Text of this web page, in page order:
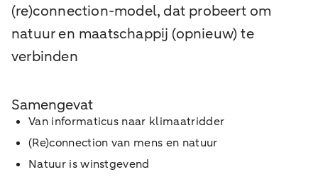
(re)connection-model, dat probeert om
natuur en maatschappij (opnieuw) te
verbinden
Samengevat
Van informaticus naar klimaatridder
(Re)connection van mens en natuur
Natuur is winstgevend